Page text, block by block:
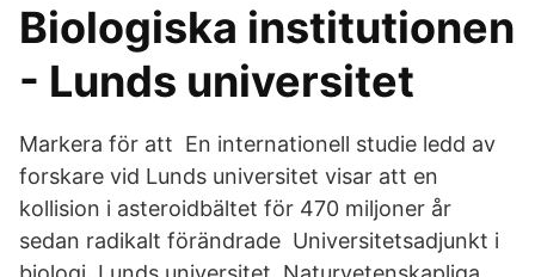
Biologiska institutionen
- Lunds universitet
Markera för att En internationell studie ledd av
forskare vid Lunds universitet visar att en
kollision i asteroidbältet för 470 miljoner år
sedan radikalt förändrade Universitetsadjunkt i